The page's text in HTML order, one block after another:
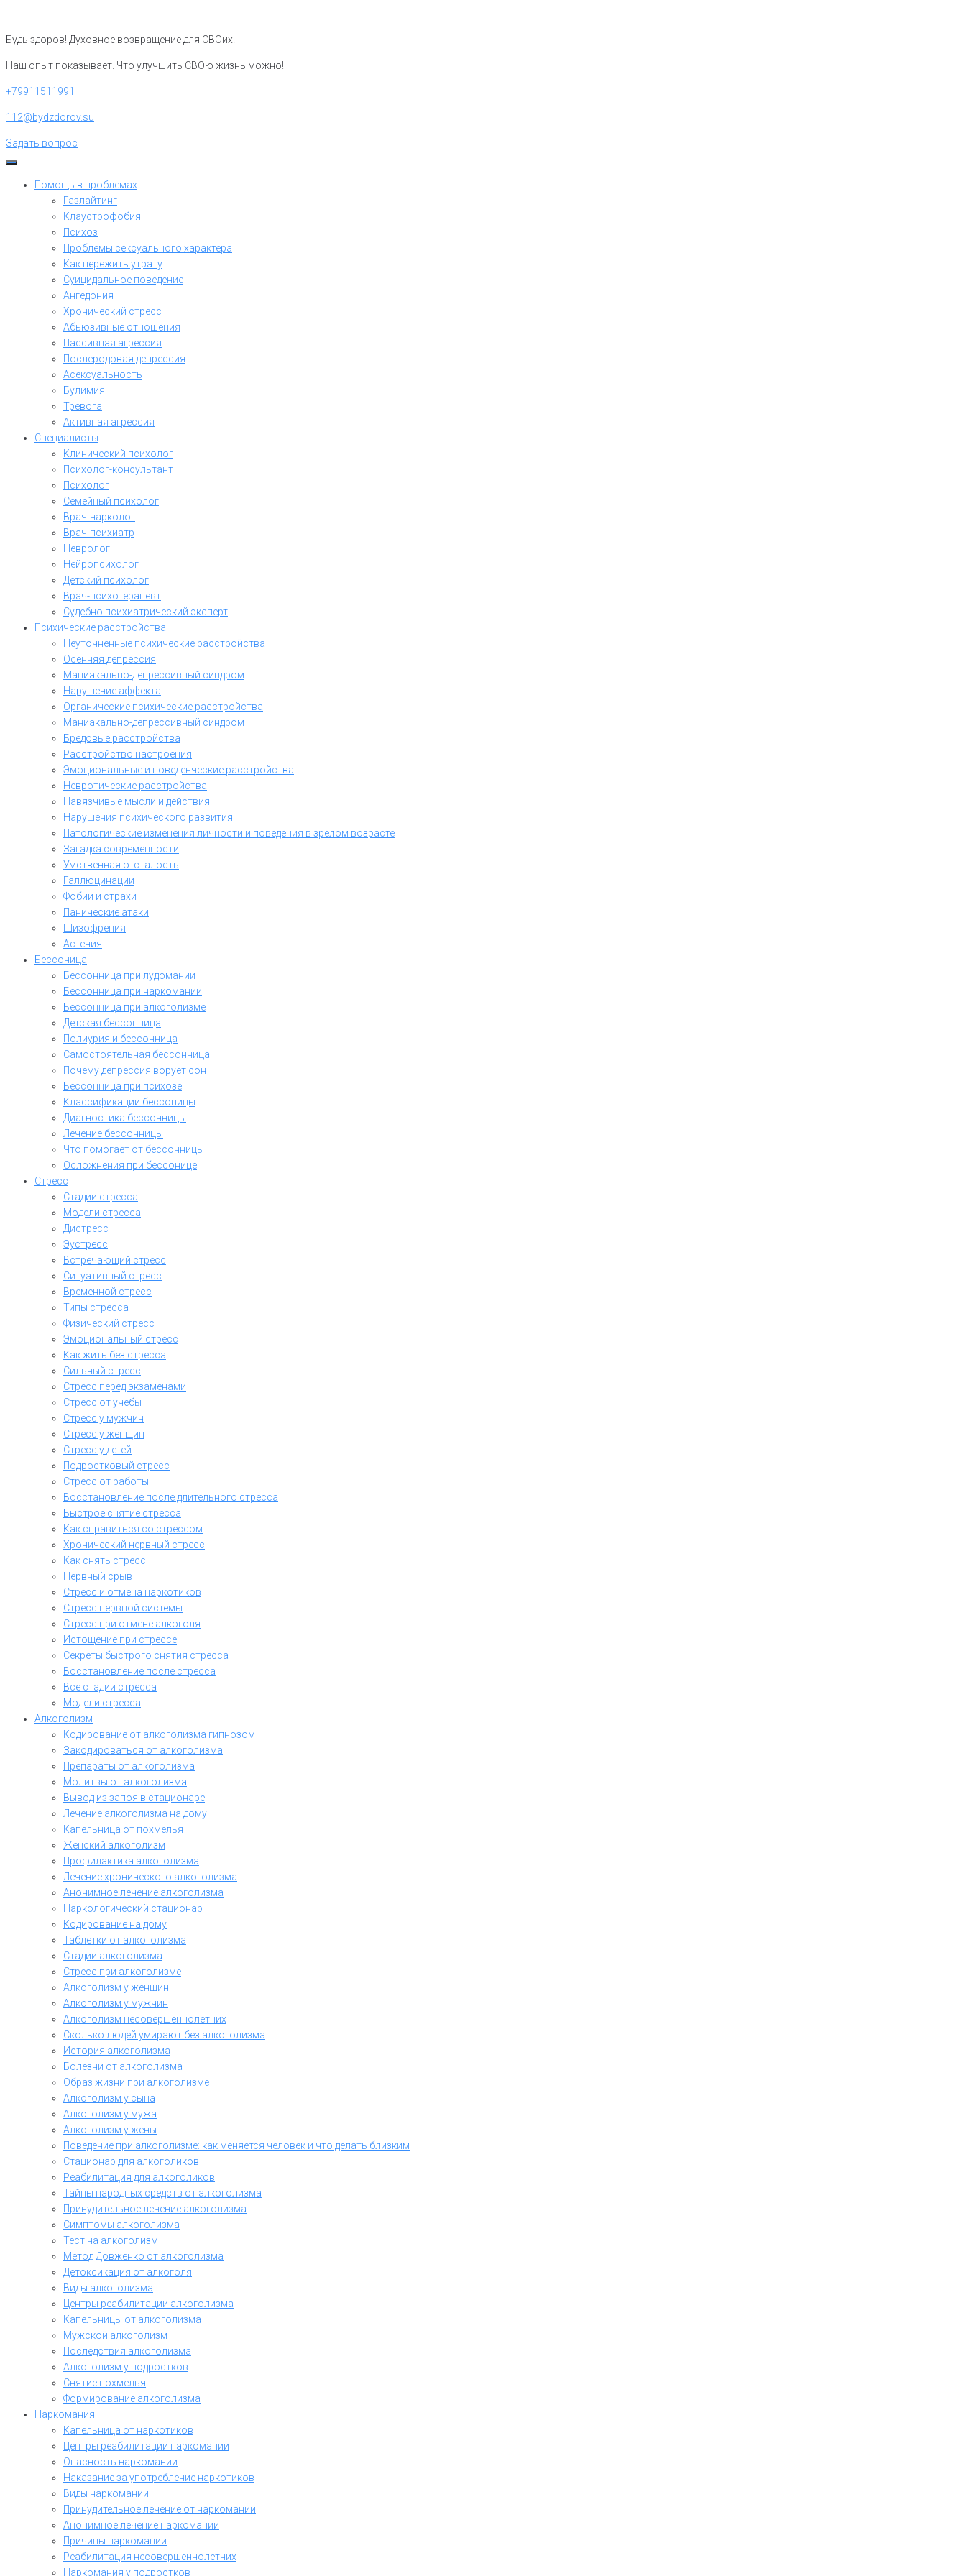
контенту
Будь здоров! Духовное возвращение для СВОих!
Наш опыт показывает. Что улучшить СВОю жизнь можно!
+79911511991
112@bydzdorov.su
Задать вопрос
Помощь в проблемах
Газлайтинг
Клаустрофобия
Психоз
Проблемы сексуального характера
Как пережить утрату
Суицидальное поведение
Ангедония
Хронический стресс
Абьюзивные отношения
Пассивная агрессия
Послеродовая депрессия
Асексуальность
Булимия
Тревога
Активная агрессия
Специалисты
Клинический психолог
Психолог-консультант
Психолог
Семейный психолог
Врач-нарколог
Врач-психиатр
Невролог
Нейропсихолог
Детский психолог
Врач-психотерапевт
Судебно психиатрический эксперт
Психические расстройства
Неуточненные психические расстройства
Осенняя депрессия
Маниакально-депрессивный синдром
Нарушение аффекта
Органические психические расстройства
Маниакально-депрессивный синдром
Бредовые расстройства
Расстройство настроения
Эмоциональные и поведенческие расстройства
Невротические расстройства
Навязчивые мысли и действия
Нарушения психического развития
Патологические изменения личности и поведения в зрелом возрасте
Загадка современности
Умственная отсталость
Галлюцинации
Фобии и страхи
Панические атаки
Шизофрения
Астения
Бессоница
Бессонница при лудомании
Бессонница при наркомании
Бессонница при алкоголизме
Детская бессонница
Полиурия и бессонница
Самостоятельная бессонница
Почему депрессия ворует сон
Бессонница при психозе
Классификации бессоницы
Диагностика бессонницы
Лечение бессонницы
Что помогает от бессонницы
Осложнения при бессонице
Стресс
Стадии стресса
Модели стресса
Дистресс
Эустресс
Встречающий стресс
Ситуативный стресс
Временной стресс
Типы стресса
Физический стресс
Эмоциональный стресс
Как жить без стресса
Сильный стресс
Стресс перед экзаменами
Стресс от учебы
Стресс у мужчин
Стресс у женщин
Стресс у детей
Подростковый стресс
Стресс от работы
Восстановление после длительного стресса
Быстрое снятие стресса
Как справиться со стрессом
Хронический нервный стресс
Как снять стресс
Нервный срыв
Стресс и отмена наркотиков
Стресс нервной системы
Стресс при отмене алкоголя
Истощение при стрессе
Секреты быстрого снятия стресса
Восстановление после стресса
Все стадии стресса
Модели стресса
Алкоголизм
Кодирование от алкоголизма гипнозом
Закодироваться от алкоголизма
Препараты от алкоголизма
Молитвы от алкоголизма
Вывод из запоя в стационаре
Лечение алкоголизма на дому
Капельница от похмелья
Женский алкоголизм
Профилактика алкоголизма
Лечение хронического алкоголизма
Анонимное лечение алкоголизма
Наркологический стационар
Кодирование на дому
Таблетки от алкоголизма
Стадии алкоголизма
Стресс при алкоголизме
Алкоголизм у женщин
Алкоголизм у мужчин
Алкоголизм несовершеннолетних
Сколько людей умирают без алкоголизма
История алкоголизма
Болезни от алкоголизма
Образ жизни при алкоголизме
Алкоголизм у сына
Алкоголизм у мужа
Алкоголизм у жены
Поведение при алкоголизме: как меняется человек и что делать близким
Стационар для алкоголиков
Реабилитация для алкоголиков
Тайны народных средств от алкоголизма
Принудительное лечение алкоголизма
Симптомы алкоголизма
Тест на алкоголизм
Метод Довженко от алкоголизма
Детоксикация от алкоголя
Виды алкоголизма
Центры реабилитации алкоголизма
Капельницы от алкоголизма
Мужской алкоголизм
Последствия алкоголизма
Алкоголизм у подростков
Снятие похмелья
Формирование алкоголизма
Наркомания
Капельница от наркотиков
Центры реабилитации наркомании
Опасность наркомании
Наказание за употребление наркотиков
Виды наркомании
Принудительное лечение от наркомании
Анонимное лечение наркомании
Причины наркомании
Реабилитация несовершеннолетних
Наркомания у подростков